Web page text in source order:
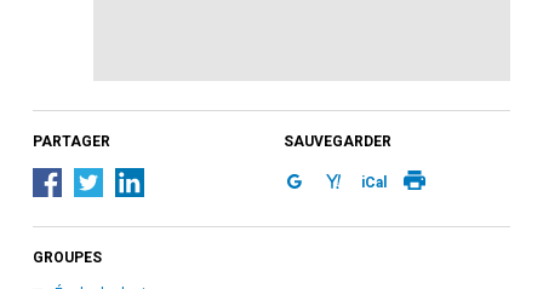
PARTAGER SAUVEGARDER
iCal
GROUPES